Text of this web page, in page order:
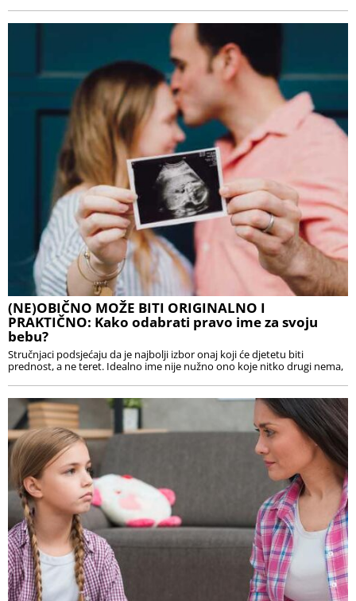
(NE)OBIČNO MOŽE BITI ORIGINALNO I
PRAKTIČNO: Kako odabrati pravo ime za svoju
bebu?
Stručnjaci podsjećaju da je najbolji izbor onaj koji će djetetu biti
prednost, a ne teret. Idealno ime nije nužno ono koje nitko drugi nema,